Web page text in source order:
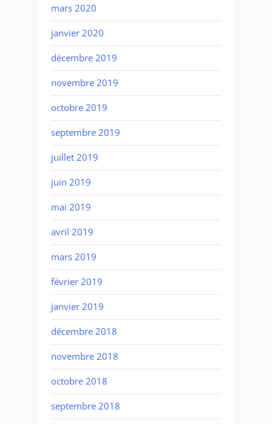
mars 2020
janvier 2020
décembre 2019
novembre 2019
octobre 2019
septembre 2019
juillet 2019
juin 2019
mai 2019
avril 2019
mars 2019
février 2019
janvier 2019
décembre 2018
novembre 2018
octobre 2018
septembre 2018